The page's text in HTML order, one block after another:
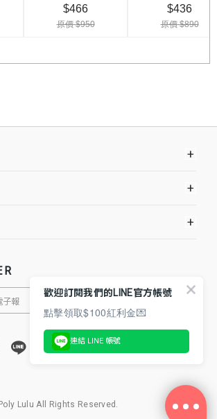
+
+
+
Lulu All Rights Reserved.
歡迎訂閱我們的LINE官方帳號
點擊領取$100紅利金💌
連結 LINE 帳號